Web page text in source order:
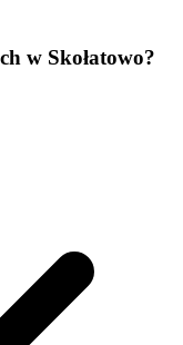
w Skołatowo?